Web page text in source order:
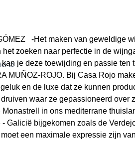
te
-Het maken van geweldige
zoeken naar perfectie in de
je deze toewijding en passie ten
MUÑOZ-ROJO. Bij Casa Rojo
en de luxe dat ze kunnen
waar ze gepassioneerd over
in ons mediterrane
Galicië bijgekomen zoals de
een maximale expressie zijn